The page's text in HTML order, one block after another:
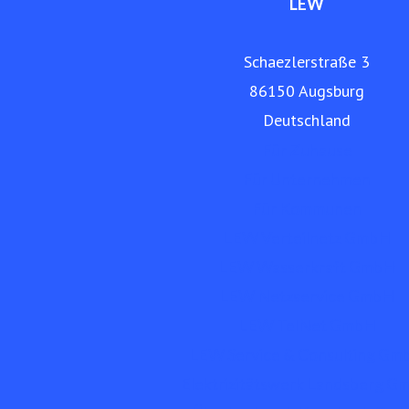
Schaezlerstraße 3
86150 Augsburg
Deutschland